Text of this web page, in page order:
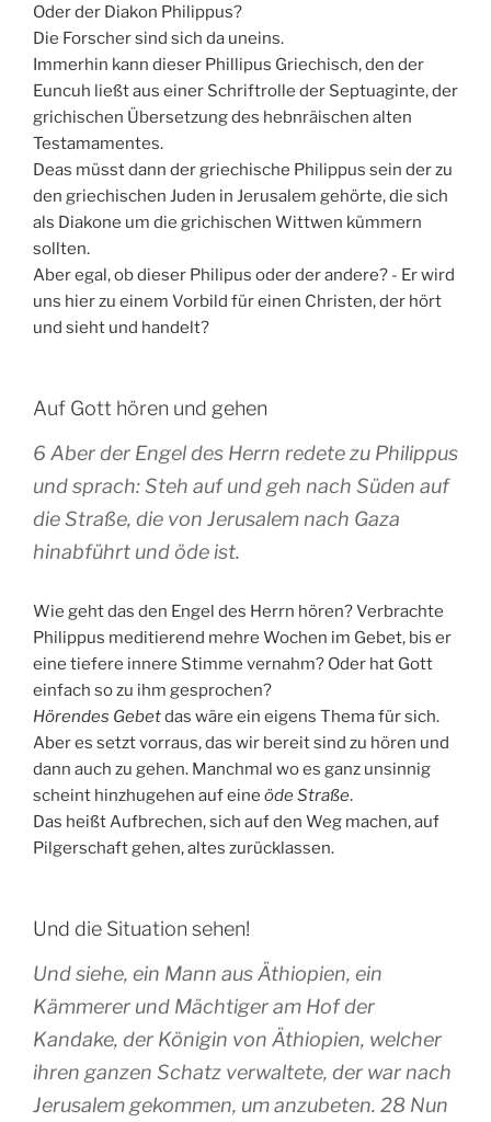
Oder der Diakon Philippus?
Die Forscher sind sich da uneins.
Immerhin kann dieser Phillipus Griechisch, den der
Euncuh ließt aus einer Schriftrolle der Septuaginte, der
grichischen Übersetzung des hebnräischen alten
Testamamentes.
Deas müsst dann der griechische Philippus sein der zu
den griechischen Juden in Jerusalem gehörte, die sich
als Diakone um die grichischen Wittwen kümmern
sollten.
Aber egal, ob dieser Philipus oder der andere? - Er wird
uns hier zu einem Vorbild für einen Christen, der hört
und sieht und handelt?
Auf Gott hören und gehen
6 Aber der Engel des Herrn redete zu Philippus
und sprach: Steh auf und geh nach Süden auf
die Straße, die von Jerusalem nach Gaza
hinabführt und öde ist.
Wie geht das den Engel des Herrn hören? Verbrachte
Philippus meditierend mehre Wochen im Gebet, bis er
eine tiefere innere Stimme vernahm? Oder hat Gott
einfach so zu ihm gesprochen?
Hörendes Gebetdas wäre ein eigens Thema für sich.
Aber es setzt vorraus, das wir bereit sind zu hören und
dann auch zu gehen. Manchmal wo es ganz unsinnig
scheint hinzhugehen auf eine öde Straße.
Das heißt Aufbrechen, sich auf den Weg machen, auf
Pilgerschaft gehen, altes zurücklassen.
Und die Situation sehen!
Und siehe, ein Mann aus Äthiopien, ein
Kämmerer und Mächtiger am Hof der
Kandake, der Königin von Äthiopien, welcher
ihren ganzen Schatz verwaltete, der war nach
Jerusalem gekommen, um anzubeten. 28 Nun